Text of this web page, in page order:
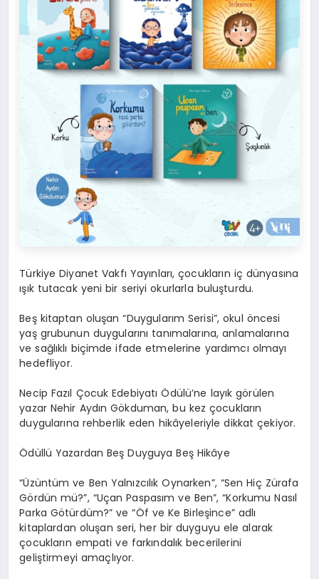
Türkiye Diyanet Vakfı Yayınları, çocukların iç dünyasına
ışık tutacak yeni bir seriyi okurlarla buluşturdu.
Beş kitaptan oluşan “Duygularım Serisi”, okul öncesi
yaş grubunun duygularını tanımalarına, anlamalarına
ve sağlıklı biçimde ifade etmelerine yardımcı olmayı
hedefliyor.
Necip Fazıl Çocuk Edebiyatı Ödülü’ne layık görülen
yazar Nehir Aydın Gökduman, bu kez çocukların
duygularına rehberlik eden hikâyeleriyle dikkat çekiyor.
Ödüllü Yazardan Beş Duyguya Beş Hikâye
“Üzüntüm ve Ben Yalnızcılık Oynarken”, “Sen Hiç Zürafa
Gördün mü?”, “Uçan Paspasım ve Ben”, “Korkumu Nasıl
Parka Götürdüm?” ve “Öf ve Ke Birleşince” adlı
kitaplardan oluşan seri, her bir duyguyu ele alarak
çocukların empati ve farkındalık becerilerini
geliştirmeyi amaçlıyor.